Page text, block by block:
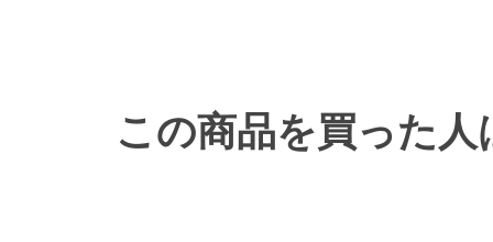
この商品を買った